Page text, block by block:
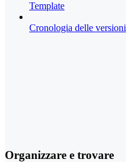
Template
Cronologia delle versioni
Organizzare e trovare